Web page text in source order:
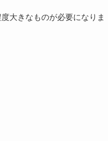
大きなものが必要になりま